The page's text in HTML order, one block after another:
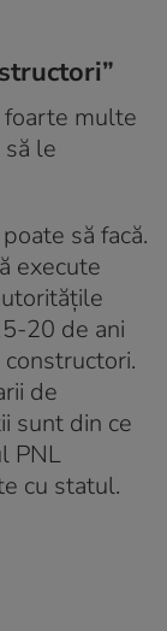
foarte multe
le
să facă.
execute
20 de ani
de
sunt din ce
PNL
cu statul.